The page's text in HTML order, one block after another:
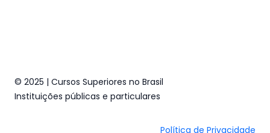
© 2025 | Cursos Superiores no Brasil
Instituições públicas e particulares
Política de Privacidade